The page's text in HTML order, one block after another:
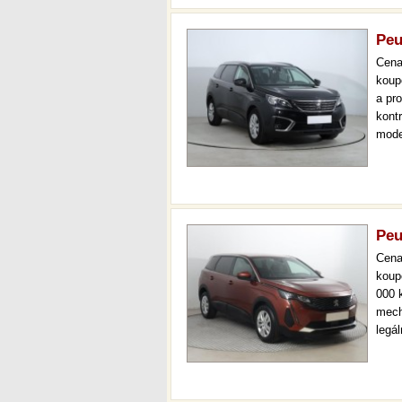
a
000